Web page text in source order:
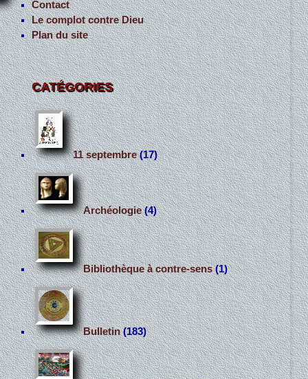
Contact
Le complot contre Dieu
Plan du site
CATÉGORIES
11 septembre(17)
Archéologie(4)
Bibliothèque à contre-sens(1)
Bulletin(183)